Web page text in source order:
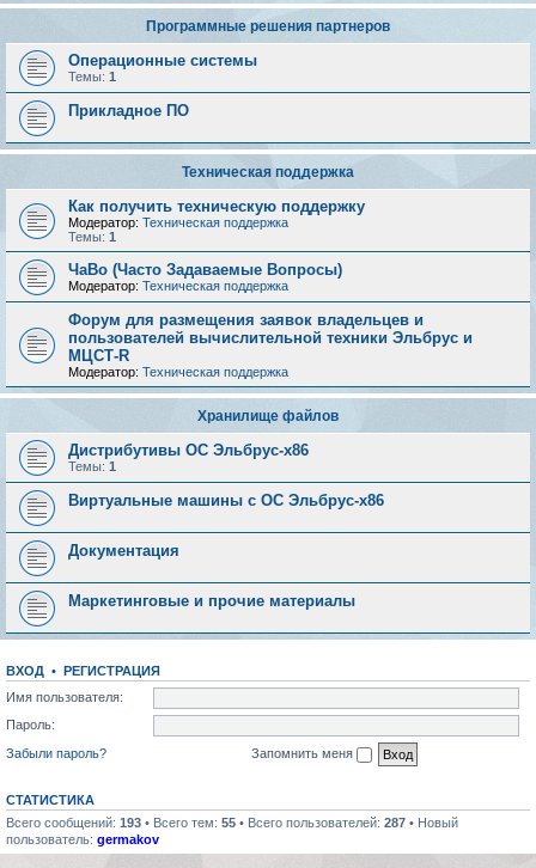
Программные решения партнеров
Операционные системы
Темы: 1
Прикладное ПО
Техническая поддержка
Как получить техническую поддержку
Модератор: Техническая поддержка
Темы: 1
ЧаВо (Часто Задаваемые Вопросы)
Модератор: Техническая поддержка
Форум для размещения заявок владельцев и
пользователей вычислительной техники Эльбрус и
МЦСТ-R
Модератор: Техническая поддержка
Хранилище файлов
Дистрибутивы ОС Эльбрус-x86
Темы: 1
Виртуальные машины с ОС Эльбрус-x86
Документация
Маркетинговые и прочие материалы
ВХОД • РЕГИСТРАЦИЯ
Имя пользователя:
Пароль:
Забыли пароль?
Запомнить меня
СТАТИСТИКА
Всего сообщений: 193 • Всего тем: 55 • Всего пользователей: 287 • Новый
пользователь: germakov